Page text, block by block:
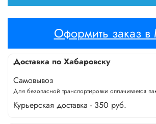
Оформить заказ в
Доставка по Хабаровску
Самовывоз
Для безопасной транспортировки оплачивается
Курьерская доставка - 350 руб.